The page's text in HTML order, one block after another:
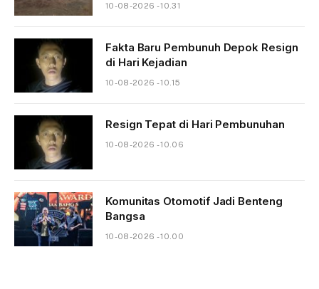
10-08-2026 - 10.31
Fakta Baru Pembunuh Depok Resign
di Hari Kejadian
10-08-2026 - 10.15
Resign Tepat di Hari Pembunuhan
10-08-2026 - 10.06
Komunitas Otomotif Jadi Benteng
Bangsa
10-08-2026 - 10.00